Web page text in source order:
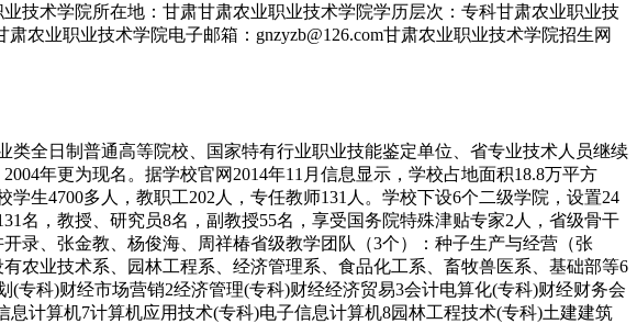
技术学院所在地：甘肃甘肃农业职业技术学院学历层次：专科甘肃农业职业技
农业职业技术学院电子邮箱：gnzyzb@126.com甘肃农业职业技术学院招生网
全日制普通高等院校、国家特有行业职业技能鉴定单位、省专业技术人员继续
年更为现名。据学校官网2014年11月信息显示，学校占地面积18.8万平方
生4700多人，教职工202人，专任教师131人。学校下设6个二级学院，设置24
名，教授、研究员8名，副教授55名，享受国务院特殊津贴专家2人，省级骨干
录、张金教、杨俊海、周祥椿省级教学团队（3个）：种子生产与经营（张
农业技术系、园林工程系、经济管理系、食品化工系、畜牧兽医系、基础部等6
科)财经市场营销2经济管理(专科)财经经济贸易3会计电算化(专科)财经财务会
计算机7计算机应用技术(专科)电子信息计算机8园林工程技术(专科)土建建筑